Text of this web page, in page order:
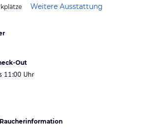
Weitere Ausstattung
Out
11:00 Uhr